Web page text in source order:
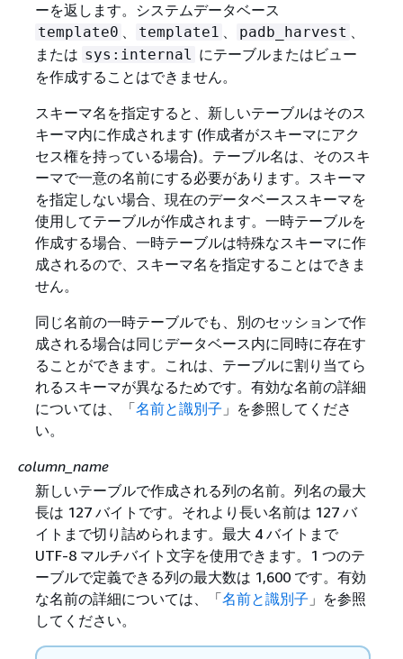
ーを返します。システムデータベース
template0 、 template1 、 padb_harvest 、
または sys:internal にテーブルまたはビュー
を作成することはできません。
スキーマ名を指定すると、新しいテーブルはそのス
キーマ内に作成されます (作成者がスキーマにアク
セス権を持っている場合)。テーブル名は、そのスキ
ーマで一意の名前にする必要があります。スキーマ
を指定しない場合、現在のデータベーススキーマを
使用してテーブルが作成されます。一時テーブルを
作成する場合、一時テーブルは特殊なスキーマに作
成されるので、スキーマ名を指定することはできま
せん。
同じ名前の一時テーブルでも、別のセッションで作
成される場合は同じデータベース内に同時に存在す
ることができます。これは、テーブルに割り当てら
れるスキーマが異なるためです。有効な名前の詳細
については、「名前と識別子 」を参照してくださ
い。
column_name
新しいテーブルで作成される列の名前。列名の最大
長は 127 バイトです。それより長い名前は 127 バ
イトまで切り詰められます。最大 4 バイトまで
UTF-8 マルチバイト文字を使用できます。1 つのテ
ーブルで定義できる列の最大数は 1,600 です。有効
な名前の詳細については、「名前と識別子 」を参照
してください。